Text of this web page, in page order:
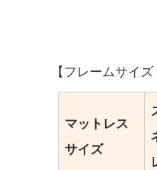
【フレームサイ
マットレス
サイズ